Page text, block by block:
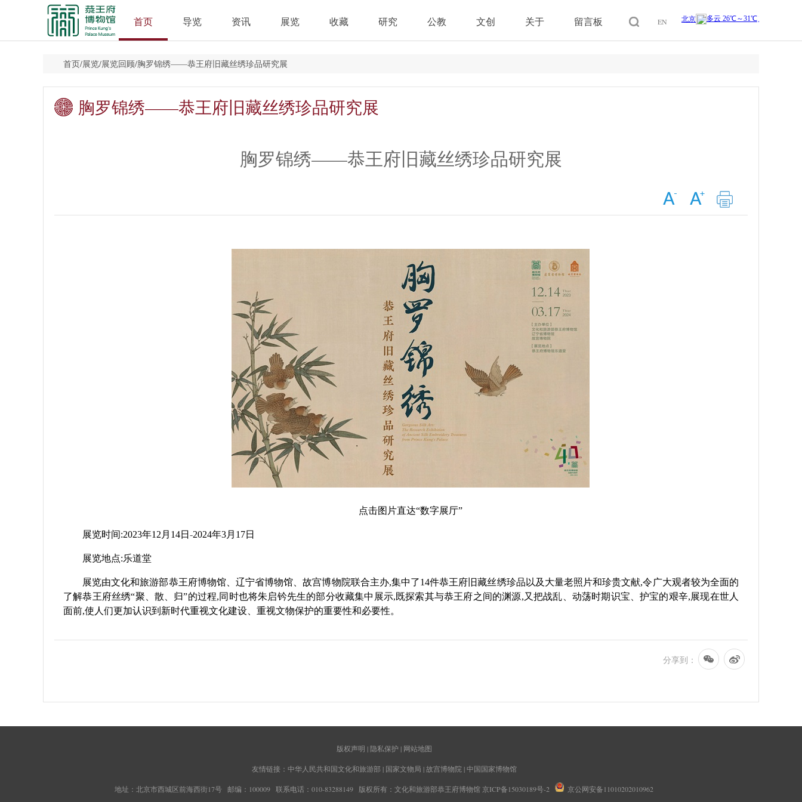
首页 导览 资讯 展览 收藏 研究 公教 文创 关于 留言板 EN
首页/展览/展览回顾/胸罗锦绣——恭王府旧藏丝绣珍品研究展
胸罗锦绣——恭王府旧藏丝绣珍品研究展
胸罗锦绣——恭王府旧藏丝绣珍品研究展
点击图片直达“数字展厅”
展览时间:2023年12月14日 -2024年3月17日
展览地点:乐道堂
展览由文化和旅游部恭王府博物馆、辽宁省博物馆、故宫博物院联合主办,集中了14件恭王府旧藏丝绣珍品以及大量老照片和珍贵文献,令广大观者较为全面的
了解恭王府丝绣“聚、散、归”的过程,同时也将朱启钤先生的部分收藏集中展示,既探索其与恭王府之间的渊源,又把战乱、动荡时期识宝、护宝的艰辛,展现在世人
面前,使人们更加认识到新时代重视文化建设、重视文物保护的重要性和必要性。
分享到：
版权声明 |隐私保护 | 网站地图
友情链接： 中华人民共和国文化和旅游部 | 国家文物局 |故宫博物院 |中国国家博物馆
地址：北京市西城区前海西街17号 邮编：100009 联系电话：010-83288149 版权所有：文化和旅游部恭王府博物馆京ICP备15030189号-2 京公网安备11010202010962